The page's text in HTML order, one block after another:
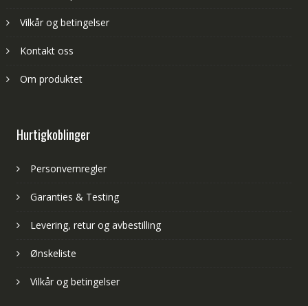
Vilkår og betingelser
Kontakt oss
Om produktet
Hurtigkoblinger
Personvernregler
Garanties & Testing
Levering, retur og avbestilling
Ønskeliste
Vilkår og betingelser